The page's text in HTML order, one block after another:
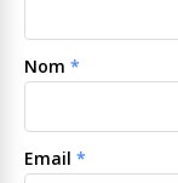
Nom *
Email *